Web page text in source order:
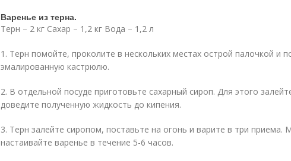
Варенье из терна.
Терн – 2 кг Сахар – 1,2 кг Вода – 1,2 л
1. Терн помойте, проколите в нескольких местах острой палочкой и
эмалированную кастрюлю.
2. В отдельной посуде приготовьте сахарный сироп. Для этого
доведите полученную жидкость до кипения.
3. Терн залейте сиропом, поставьте на огонь и варите в три приема.
настаивайте варенье в течение 5-6 часов.